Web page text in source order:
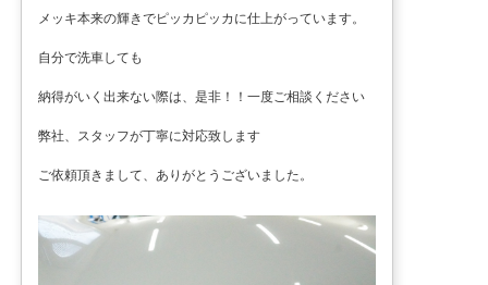
メッキ本来の輝きでピッカピッカに仕上がっています。
自分で洗車しても
納得がいく出来ない際は、是非！！一度ご相談ください
弊社、スタッフが丁寧に対応致します
ご依頼頂きまして、ありがとうございました。